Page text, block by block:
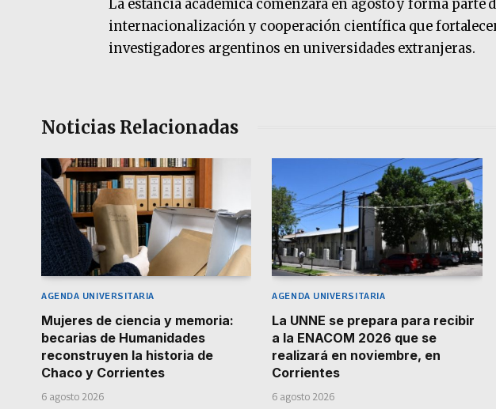
La estancia académica comenzará en agosto y forma parte
internacionalización y cooperación científica que
investigadores argentinos en universidades extranjeras.
Noticias Relacionadas
AGENDA UNIVERSITARIA
Mujeres de ciencia y memoria:
becarias de Humanidades
reconstruyen la historia de
Chaco y Corrientes
6 agosto 2026
AGENDA UNIVERSITARIA
La UNNE se prepara para recibir
a la ENACOM 2026 que se
realizará en noviembre, en
Corrientes
6 agosto 2026